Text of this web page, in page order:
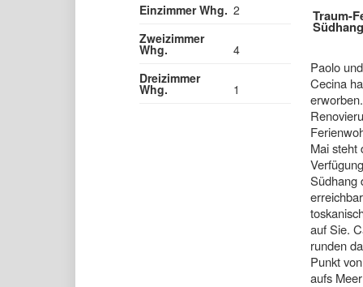
Einzimmer Whg. 2
Zweizimmer
Whg.
4
Dreizimmer
Whg. 1
Traum-
Paolo
Cecina
Mai steht
Südhang
auf Sie.
runden
Punkt
aufs